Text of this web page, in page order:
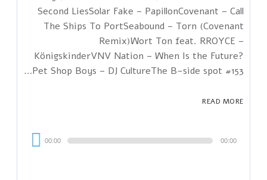
Second LiesSolar Fake – PapillonCovenant – Call
The Ships To PortSeabound – Torn (Covenant
Remix)Wort Ton feat. RROYCE –
KönigskinderVNV Nation – When Is the Future?
Pet Shop Boys – DJ CultureThe B-side spot #153…
READ MORE
00:00 00:00